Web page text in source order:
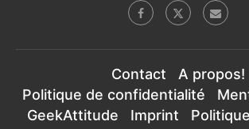
Contact
A propos!
Politique de confidentialité
GeekAttitude
Imprint